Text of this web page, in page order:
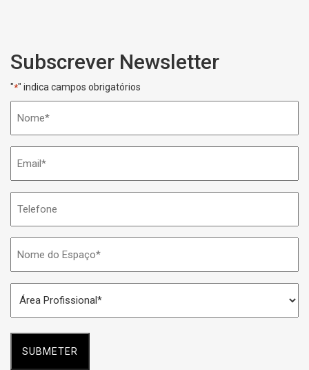
Subscrever Newsletter
"*" indica campos obrigatórios
do
Espaço
Profissional
*